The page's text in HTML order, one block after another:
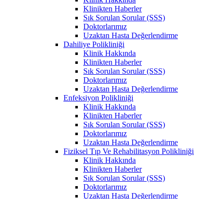
Klinikten Haberler
Sık Sorulan Sorular (SSS)
Doktorlarımız
Uzaktan Hasta Değerlendirme
Dahiliye Polikliniği
Klinik Hakkında
Klinikten Haberler
Sık Sorulan Sorular (SSS)
Doktorlarımız
Uzaktan Hasta Değerlendirme
Enfeksiyon Polikliniği
Klinik Hakkında
Klinikten Haberler
Sık Sorulan Sorular (SSS)
Doktorlarımız
Uzaktan Hasta Değerlendirme
Fiziksel Tıp Ve Rehabilitasyon Polikliniği
Klinik Hakkında
Klinikten Haberler
Sık Sorulan Sorular (SSS)
Doktorlarımız
Uzaktan Hasta Değerlendirme